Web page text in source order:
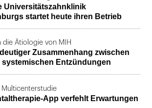
Universitätszahnklinik
startet heute ihren Betrieb
die Ätiologie von MIH
Zusammenhang zwischen
systemischen Entzündungen
Multicenterstudie
App verfehlt Erwartungen